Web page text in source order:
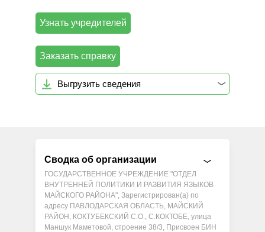
Узнать учредителей
Заказать справку
Выгрузить сведения
Сводка об организации
ГОСУДАРСТВЕННОЕ УЧРЕЖДЕНИЕ "ОТДЕЛ
ВНУТРЕННЕЙ ПОЛИТИКИ И РАЗВИТИЯ ЯЗЫКОВ
МАЙСКОГО РАЙОНА", Зарегистрирован(а) по
адресу ПАВЛОДАРСКАЯ ОБЛАСТЬ, МАЙСКИЙ
РАЙОН, КОКТУБЕКСКИЙ С.О., С.КОКТОБЕ, улица
Маншук Маметовой, строение 38/3, Присвоен БИН